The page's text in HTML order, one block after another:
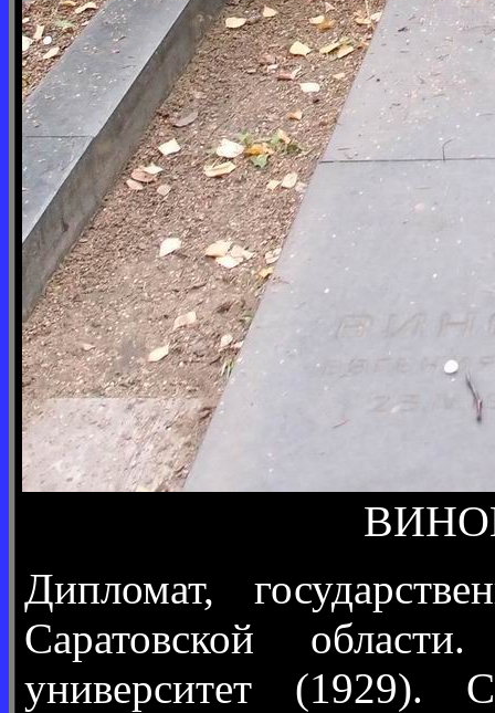
Дипломат,
Саратовской
университет (1929).